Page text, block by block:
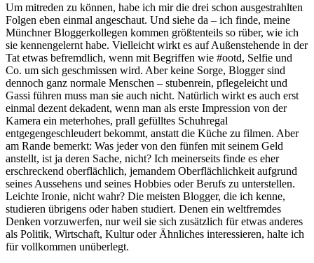
Um mitreden zu können, habe ich mir die drei schon ausgestrahlten
Folgen eben einmal angeschaut. Und siehe da – ich finde, meine
Münchner Bloggerkollegen kommen größtenteils so rüber, wie ich
sie kennengelernt habe. Vielleicht wirkt es auf Außenstehende in der
Tat etwas befremdlich, wenn mit Begriffen wie #ootd, Selfie und
Co. um sich geschmissen wird. Aber keine Sorge, Blogger sind
dennoch ganz normale Menschen – stubenrein, pflegeleicht und
Gassi führen muss man sie auch nicht. Natürlich wirkt es auch erst
einmal dezent dekadent, wenn man als erste Impression von der
Kamera ein meterhohes, prall gefülltes Schuhregal
entgegengeschleudert bekommt, anstatt die Küche zu filmen. Aber
am Rande bemerkt: Was jeder von den fünfen mit seinem Geld
anstellt, ist ja deren Sache, nicht? Ich meinerseits finde es eher
erschreckend oberflächlich, jemandem Oberflächlichkeit aufgrund
seines Aussehens und seines Hobbies oder Berufs zu unterstellen.
Leichte Ironie, nicht wahr? Die meisten Blogger, die ich kenne,
studieren übrigens oder haben studiert. Denen ein weltfremdes
Denken vorzuwerfen, nur weil sie sich zusätzlich für etwas anderes
als Politik, Wirtschaft, Kultur oder Ähnliches interessieren, halte ich
für vollkommen unüberlegt.